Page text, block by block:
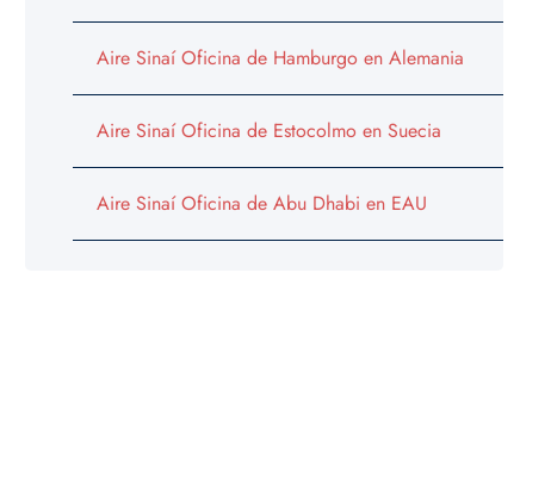
Aire Sinaí Oficina de Hamburgo en Alemania
Aire Sinaí Oficina de Estocolmo en Suecia
Aire Sinaí Oficina de Abu Dhabi en EAU